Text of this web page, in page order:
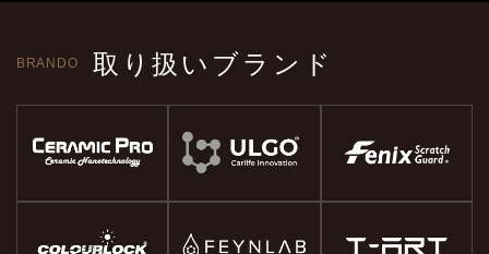
BRANDO 取り扱いブランド